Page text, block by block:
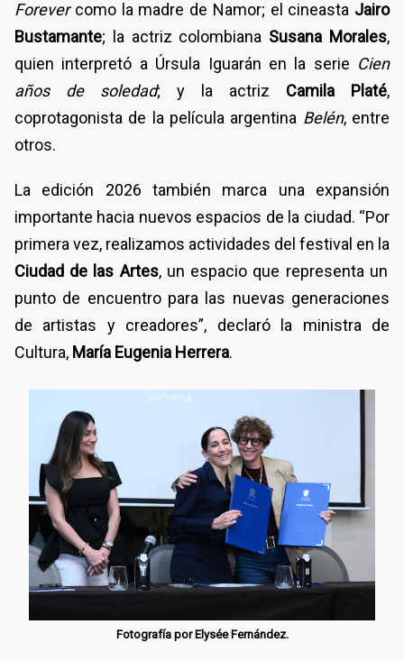
Forevercomo la madre de Namor; el cineasta Jairo
Bustamante; la actriz colombiana Susana Morales,
quien interpretó a Úrsula Iguarán en la serie Cien
años de soledad; y la actriz Camila Platé,
coprotagonista de la película argentina Belén, entre
otros.
La edición 2026 también marca una expansión
importante hacia nuevos espacios de la ciudad. “Por
primera vez, realizamos actividades del festival en la
Ciudad de las Artes, un espacio que representa un
punto de encuentro para las nuevas generaciones
de artistas y creadores”, declaró la ministra de
Cultura, María Eugenia Herrera.
Fotografía por Elysée Fernández.